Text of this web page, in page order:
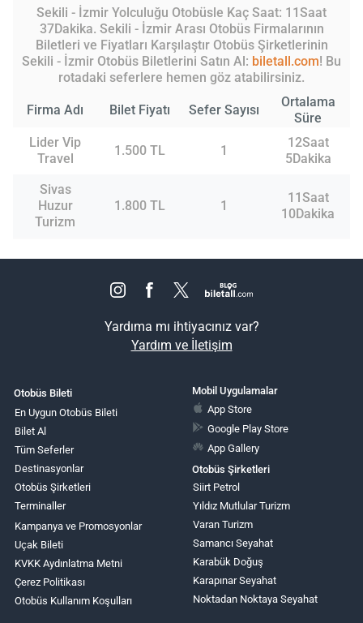
Sekili - İzmir Yolculuğu Otobüsle Kaç Saat: 11Saat
37Dakika. Sekili - İzmir Arası Otobüs Firmalarının
Biletleri ve Fiyatları Karşılaştır Otobüs Şirketlerinin
Sekili - İzmir Otobüs Biletlerini Satın Al: biletall.com! Bu
rotadaki seferlere hemen göz atabilirsiniz.
Firma Adı Bilet Fiyatı Sefer Sayısı
Ortalama
Süre
Lider Vip
Travel
1.500 TL 1
12Saat
5Dakika
Sivas
Huzur
Turizm
1.800 TL 1
11Saat
10Dakika
Yardıma mı ihtiyacınız var?
Yardım ve İletişim
Otobüs Bileti
En Uygun Otobüs Bileti
Bilet Al
Tüm Seferler
Destinasyonlar
Otobüs Şirketleri
Terminaller
Kampanya ve Promosyonlar
Uçak Bileti
KVKK Aydınlatma Metni
Çerez Politikası
Otobüs Kullanım Koşulları
Mobil Uygulamalar
App Store
Google Play Store
App Gallery
Otobüs Şirketleri
Siirt Petrol
Yıldız Mutlular Turizm
Varan Turizm
Samancı Seyahat
Karabük Doğuş
Karapınar Seyahat
Noktadan Noktaya Seyahat